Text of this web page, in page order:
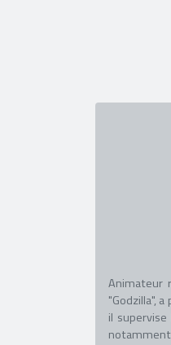
Animateur
"Godzilla",
il
notamment